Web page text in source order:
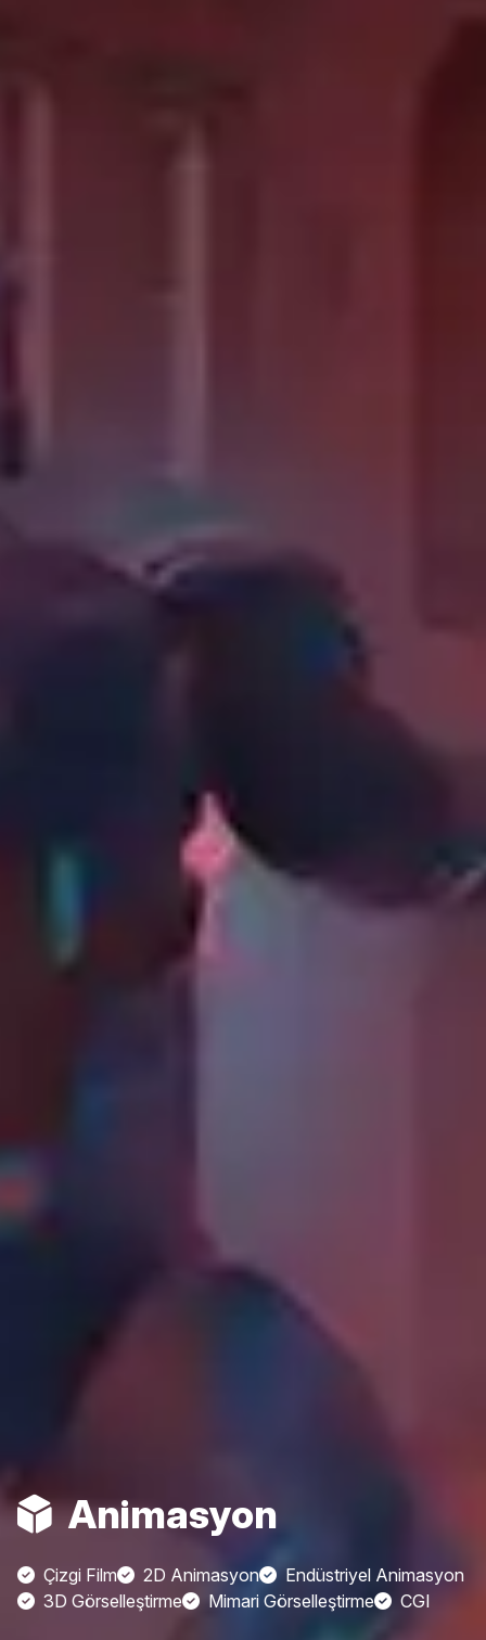
Animasyon
Çizgi Film 2D Animasyon
Endüstriyel Animasyon
3D Görselleştirme
Mimari Görselleştirme CGI